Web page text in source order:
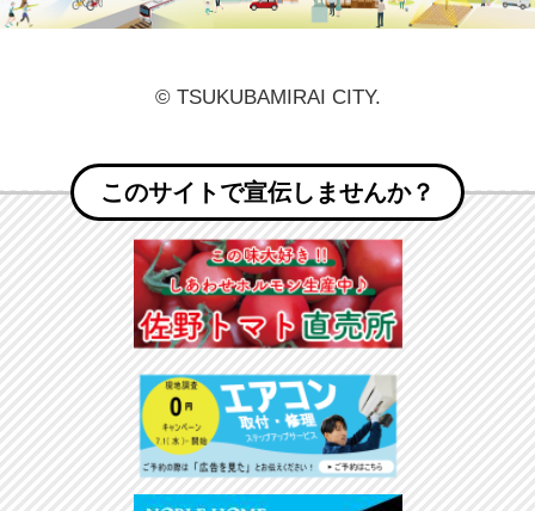
© TSUKUBAMIRAI CITY.
このサイトで宣伝しませんか？